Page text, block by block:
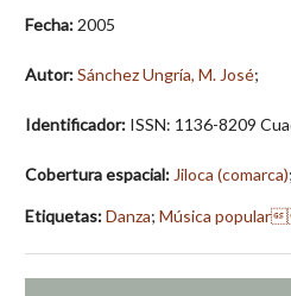
Fecha: 2005
Autor:Sánchez Ungría, M. José;
Identificador: ISSN: 1136-8209
Cobertura espacial: Jiloca (comarca);
Etiquetas:Danza; Música